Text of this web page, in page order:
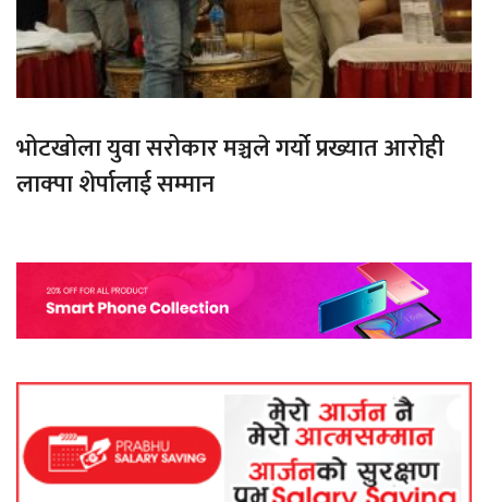
भोटखोला युवा सरोकार मञ्चले गर्यो प्रख्यात आरोही
लाक्पा शेर्पालाई सम्मान